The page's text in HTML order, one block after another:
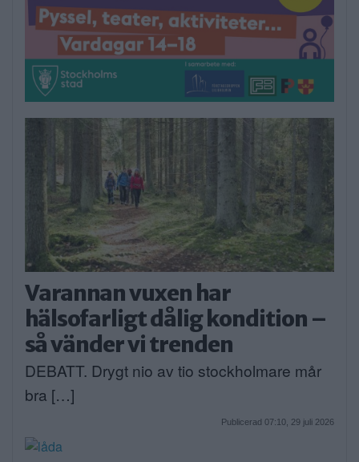
Varannan vuxen har
hälsofarligt dålig kondition –
så vänder vi trenden
DEBATT. Drygt nio av tio stockholmare mår
bra […]
Publicerad 07:10, 29 juli 2026